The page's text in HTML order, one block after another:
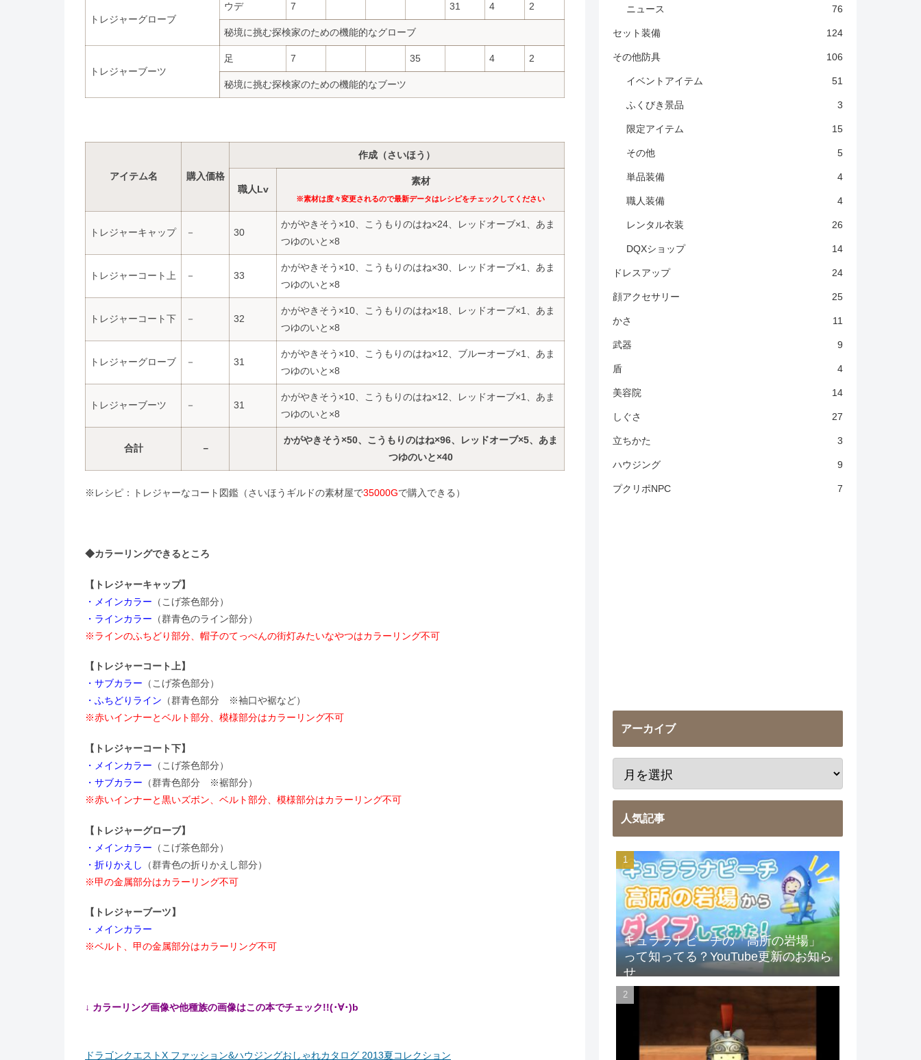
トレジャーグローブ
ウデ 7 31 4 2
秘境に挑む探検家のための機能的なグローブ
トレジャーブーツ
足 7 35 4 2
秘境に挑む探検家のための機能的なブーツ
アイテム名 購入価格
作成（さいほう）
職人Lv
素材
※素材は度々変更されるので最新データはレシピをチェックしてください
トレジャーキャップ － 30
かがやきそう×10、こうもりのはね×24、レッドオーブ×1、あま
つゆのいと×8
トレジャーコート上 － 33
かがやきそう×10、こうもりのはね×30、レッドオーブ×1、あま
つゆのいと×8
トレジャーコート下 － 32
かがやきそう×10、こうもりのはね×18、レッドオーブ×1、あま
つゆのいと×8
トレジャーグローブ － 31
かがやきそう×10、こうもりのはね×12、ブルーオーブ×1、あま
つゆのいと×8
トレジャーブーツ － 31
かがやきそう×10、こうもりのはね×12、レッドオーブ×1、あま
つゆのいと×8
合計 －
かがやきそう×50、こうもりのはね×96、レッドオーブ×5、あま
つゆのいと×40
※レシピ：トレジャーなコート図鑑（さいほうギルドの素材屋で35000Gで購入できる）
◆カラーリングできるところ
【トレジャーキャップ】
・メインカラー （こげ茶色部分）
・ラインカラー （群青色のライン部分）
※ラインのふちどり部分、帽子のてっぺんの街灯みたいなやつはカラーリング不可
【トレジャーコート上】
・サブカラー （こげ茶色部分）
・ふちどりライン （群青色部分 ※袖口や裾など）
※赤いインナーとベルト部分、模様部分はカラーリング不可
【トレジャーコート下】
・メインカラー （こげ茶色部分）
・サブカラー （群青色部分 ※裾部分）
※赤いインナーと黒いズボン、ベルト部分、模様部分はカラーリング不可
【トレジャーグローブ】
・メインカラー （こげ茶色部分）
・折りかえし
（群青色の折りかえし部分）
※甲の金属部分はカラーリング不可
【トレジャーブーツ】
・メインカラー
※ベルト、甲の金属部分はカラーリング不可
↓ カラーリング画像や他種族の画像はこの本でチェック!!(･∀･)b
ドラゴンクエストX ファッション&ハウジングおしゃれカタログ 2013夏コレクション
ニュース 76
セット装備 124
その他防具 106
イベントアイテム 51
ふくびき景品 3
限定アイテム 15
その他 5
単品装備 4
職人装備 4
レンタル衣装 26
DQXショップ 14
ドレスアップ 24
顔アクセサリー 25
かさ 11
武器 9
盾 4
美容院 14
しぐさ 27
立ちかた 3
ハウジング 9
プクリポNPC 7
アーカイブ
人気記事
キュララナビーチの「高所の岩場」
って知ってる？YouTube更新のお知ら
せ